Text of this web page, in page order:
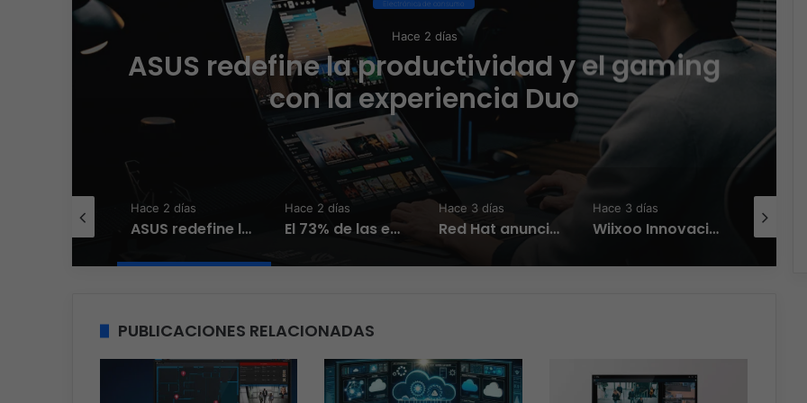
gaming
El 73% de las empresas en LATAM
que el phishing sigue funcionando
Hace 2 días Hace 3 días Hace 3 días Hace 3 días
PUBLICACIONES RELACIONADAS